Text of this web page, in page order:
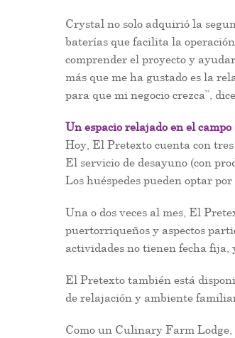
Crystal no solo adquirió la
baterías que facilita la
comprender el proyecto y
más que me ha gustado es la
para que mi negocio crezca”,
Un espacio relajado en el campo
Hoy, El Pretexto cuenta con
El servicio de desayuno (con
Los huéspedes pueden optar
Una o dos veces al mes, El
puertorriqueños y aspectos
actividades no tienen fecha fija,
El Pretexto también está
de relajación y ambiente
Como un Culinary Farm